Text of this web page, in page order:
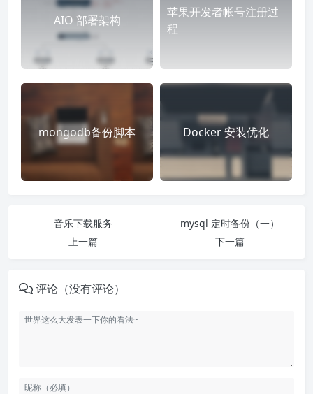
AIO 部署架构
苹果开发者帐号注册过
程
mongodb备份脚本 Docker 安装优化
音乐下载服务
上一篇
mysql 定时备份（一）
下一篇
评论（没有评论）